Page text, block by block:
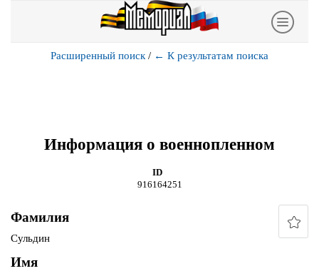
Расширенный поиск / ← К результатам поиска
Информация о военнопленном
ID
916164251
Фамилия
Сульдин
Имя